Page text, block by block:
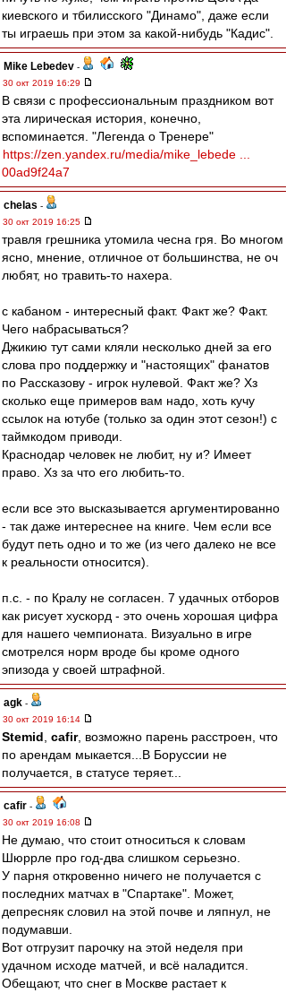
киевского и тбилисского "Динамо", даже если
ты играешь при этом за какой-нибудь "Кадис".
Mike Lebedev -
30 окт 2019 16:29
В связи с профессиональным праздником вот
эта лирическая история, конечно,
вспоминается. "Легенда о Тренере"
https://zen.yandex.ru/media/mike_lebede ...
00ad9f24a7
chelas -
30 окт 2019 16:25
травля грешника утомила чесна гря. Во многом
ясно, мнение, отличное от большинства, не оч
любят, но травить-то нахера.
с кабаном - интересный факт. Факт же? Факт.
Чего набрасываться?
Джикию тут сами кляли несколько дней за его
слова про поддержку и "настоящих" фанатов
по Рассказову - игрок нулевой. Факт же? Хз
сколько еще примеров вам надо, хоть кучу
ссылок на ютубе (только за один этот сезон!) с
таймкодом приводи.
Краснодар человек не любит, ну и? Имеет
право. Хз за что его любить-то.
если все это высказывается аргументированно
- так даже интереснее на книге. Чем если все
будут петь одно и то же (из чего далеко не все
к реальности относится).
п.с. - по Кралу не согласен. 7 удачных отборов
как рисует хускорд - это очень хорошая цифра
для нашего чемпионата. Визуально в игре
смотрелся норм вроде бы кроме одного
эпизода у своей штрафной.
agk -
30 окт 2019 16:14
Stemid cafir, возможно парень расстроен, что
по арендам мыкается...В Боруссии не
получается, в статусе теряет...
cafir -
30 окт 2019 16:08
Не думаю, что стоит относиться к словам
Шюррле про год-два слишком серьезно.
У парня откровенно ничего не получается с
последних матчах в "Спартаке". Может,
депресняк словил на этой почве и ляпнул, не
подумавши.
Вот отгрузит парочку на этой неделя при
удачном исходе матчей, и всё наладится.
Обещают, что снег в Москве растает к